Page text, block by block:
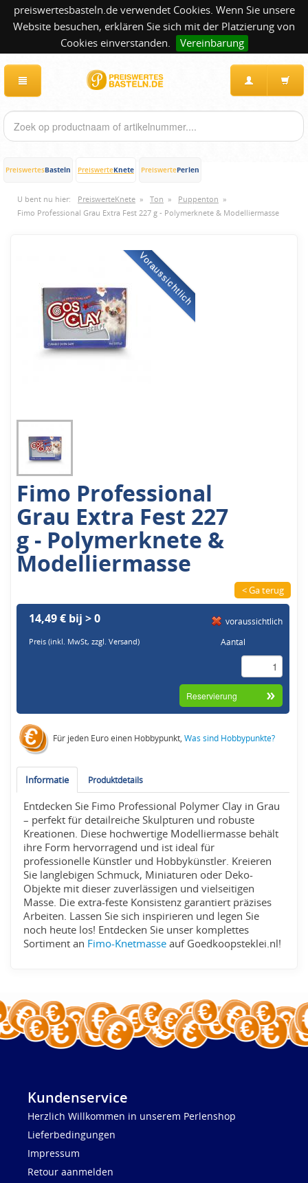
preiswertesbasteln.de verwendet Cookies. Wenn Sie unsere
Website besuchen, erklären Sie sich mit der Platzierung von
Cookies einverstanden.
Vereinbarung
PreiswertesBasteln PreiswerteKnete PreiswertePerlen
U bent nu hier: PreiswerteKnete » Ton » Puppenton »
Fimo Professional Grau Extra Fest 227 g - Polymerknete & Modelliermasse
Voraussichtlich
Fimo Professional
Grau Extra Fest 227
g - Polymerknete &
Modelliermasse
< Ga terug
14,49 € bij > 0
Preis (inkl. MwSt,zzgl. Versand)
voraussichtlich
Aantal
Für jeden Euro einen Hobbypunkt,Was sind Hobbypunkte?
Informatie Produktdetails
Entdecken Sie Fimo Professional Polymer Clay in Grau
– perfekt für detailreiche Skulpturen und robuste
Kreationen. Diese hochwertige Modelliermasse behält
ihre Form hervorragend und ist ideal für
professionelle Künstler und Hobbykünstler. Kreieren
Sie langlebigen Schmuck, Miniaturen oder Deko-
Objekte mit dieser zuverlässigen und vielseitigen
Masse. Die extra-feste Konsistenz garantiert präzises
Arbeiten. Lassen Sie sich inspirieren und legen Sie
noch heute los! Entdecken Sie unser komplettes
Sortiment an Fimo-Knetmasse auf Goedkoopsteklei.nl!
Kundenservice
Herzlich Willkommen in unserem Perlenshop
Lieferbedingungen
Impressum
Retour aanmelden